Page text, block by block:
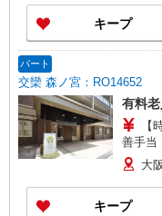
高額130
手当は
キープ
パート
交欒 森ノ宮：RO14652
有料
【
善手当：200円/時
年始手当：380
月） ※業績による
ヶ月)
大
キープ